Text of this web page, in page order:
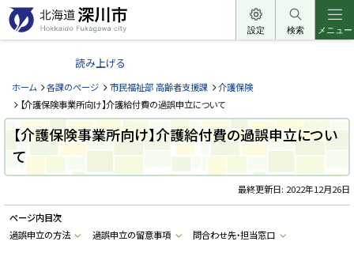
本
文
へ
ー
北
道
深
川
市
H
k
i
d
o
F
設定 検索 メニュー
読み上げる
ホーム 各課のページ 市民福祉部 高齢者支援課
介護保険
【介護保険事業所向け】介護給付費の過誤申立について
【介護保険事業所向け】介護給付費の過誤申立につい
て
最終更新日: 2022年12月26日
ページ内目次
過誤申立の方法
過誤申立の留意事項 問合わせ先・担当窓口